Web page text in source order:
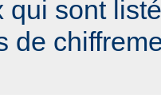
qui sont
de